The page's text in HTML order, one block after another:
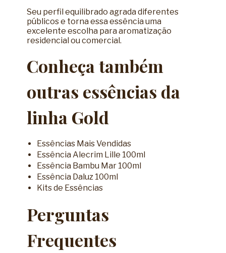
Seu perfil equilibrado agrada diferentes
públicos e torna essa essência uma
excelente escolha para aromatização
residencial ou comercial.
Conheça também
outras essências da
linha Gold
Essências Mais Vendidas
Essência Alecrim Lille 100ml
Essência Bambu Mar 100ml
Essência Daluz 100ml
Kits de Essências
Perguntas
Frequentes